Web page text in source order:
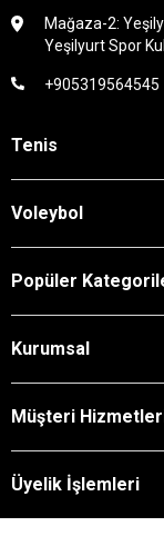
Mağaza-2:
Yeşilyurt Spor
+905319564545
Tenis
Voleybol
Popüler
Kurumsal
Müşteri
Üyelik İşlemleri